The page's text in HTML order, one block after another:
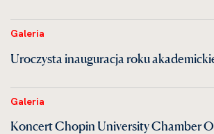
Galeria
Uroczysta inauguracja roku
Galeria
Koncert Chopin University Chamber